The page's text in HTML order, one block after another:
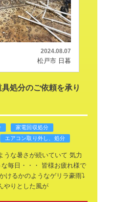
2024.08.07
松戸市 日暮
処分のご依頼を承り
家電回収処分
エアコン取り外し、処分
うな暑さが続いていて 気力
毎日・・・
皆様お疲れ様で
けるかのようなゲリラ豪雨⤵
やりとした風が